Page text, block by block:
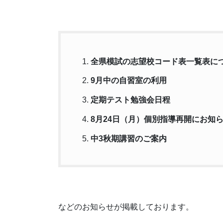
全県模試の志望校コード表一覧表に
9月中の自習室の利用
定期テスト勉強会日程
8月24日（月）個別指導再開にお知
中3秋期講習のご案内
などのお知らせが掲載しております。